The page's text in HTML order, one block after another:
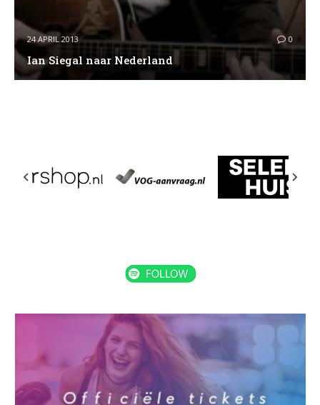
24 APRIL 2013 0
Ian Siegal naar Nederland